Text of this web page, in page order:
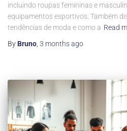
incluindo roupas femininas e
equipamentos esportivos. Também
tendências de moda e como a Read
By Bruno 3 monthsago